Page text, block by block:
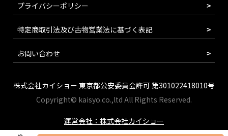
プライバシーポリシー
特定商取引法及び古物営業法に基づく表記
お問い合わせ
株式会社カイショー 東京都公安委員会許可 第301022418010号
Copyright© kaisyo.co.,ltd All Rights Reserved.
運営会社：株式会社カイショー